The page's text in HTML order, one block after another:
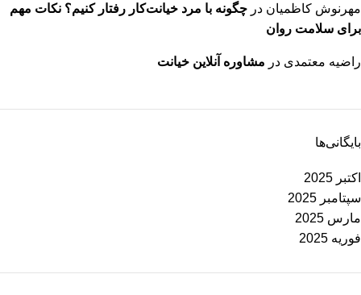
مهرنوش کاظمیان در چگونه با مرد خیانت‌کار رفتار کنیم؟ نکات مهم
برای سلامت روان
راضیه معتمدی در مشاوره آنلاین خیانت
بایگانی‌ها
اکتبر 2025
سپتامبر 2025
مارس 2025
فوریه 2025